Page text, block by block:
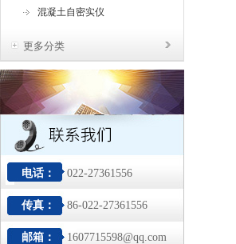
混凝土自密实仪
更多分类
电话： 022-27361556
传真： 86-022-27361556
邮箱： 1607715598@qq.com